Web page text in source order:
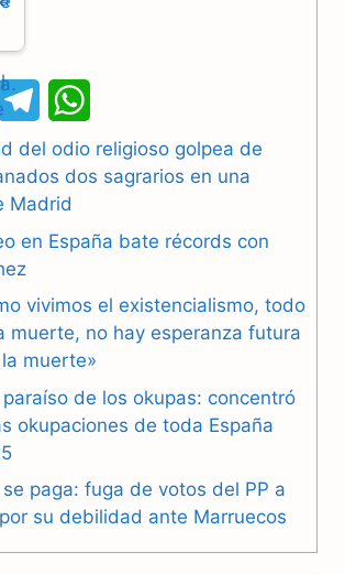
e
l
r
a
m
h
a
A
p
p
del odio religioso golpea de
dos sagrarios en una
Madrid
en España bate récords con
vivimos el existencialismo, todo
muerte, no hay esperanza futura
muerte»
de los okupas: concentró
okupaciones de toda España
paga: fuga de votos del PP a
su debilidad ante Marruecos